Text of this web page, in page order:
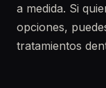
a medida. Si
opciones,
tratamientos